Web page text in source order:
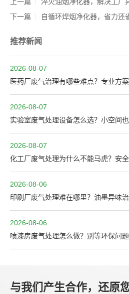
下一篇
自循环焊烟净化器，省力还
推荐新闻
2026-08-07
医药厂废气治理有哪些难点？专业方
2026-08-07
实验室废气处理设备怎么选？小空间
2026-08-07
化工厂废气处理为什么不能马虎？安
2026-08-06
印刷厂废气处理难在哪里？油墨异味
2026-08-06
喷漆房废气处理怎么做？别等环保问
与我们产生合作，还原